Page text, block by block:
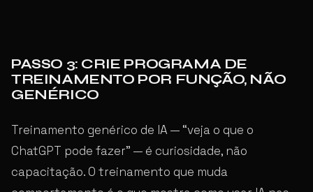
PASSO 3: CRIE PROGRAMA DE
TREINAMENTO POR FUNÇÃO, NÃO
GENÉRICO
Treinamento genérico de IA — “veja o que o
ChatGPT pode fazer” — é curiosidade, não
capacitação. O treinamento que muda